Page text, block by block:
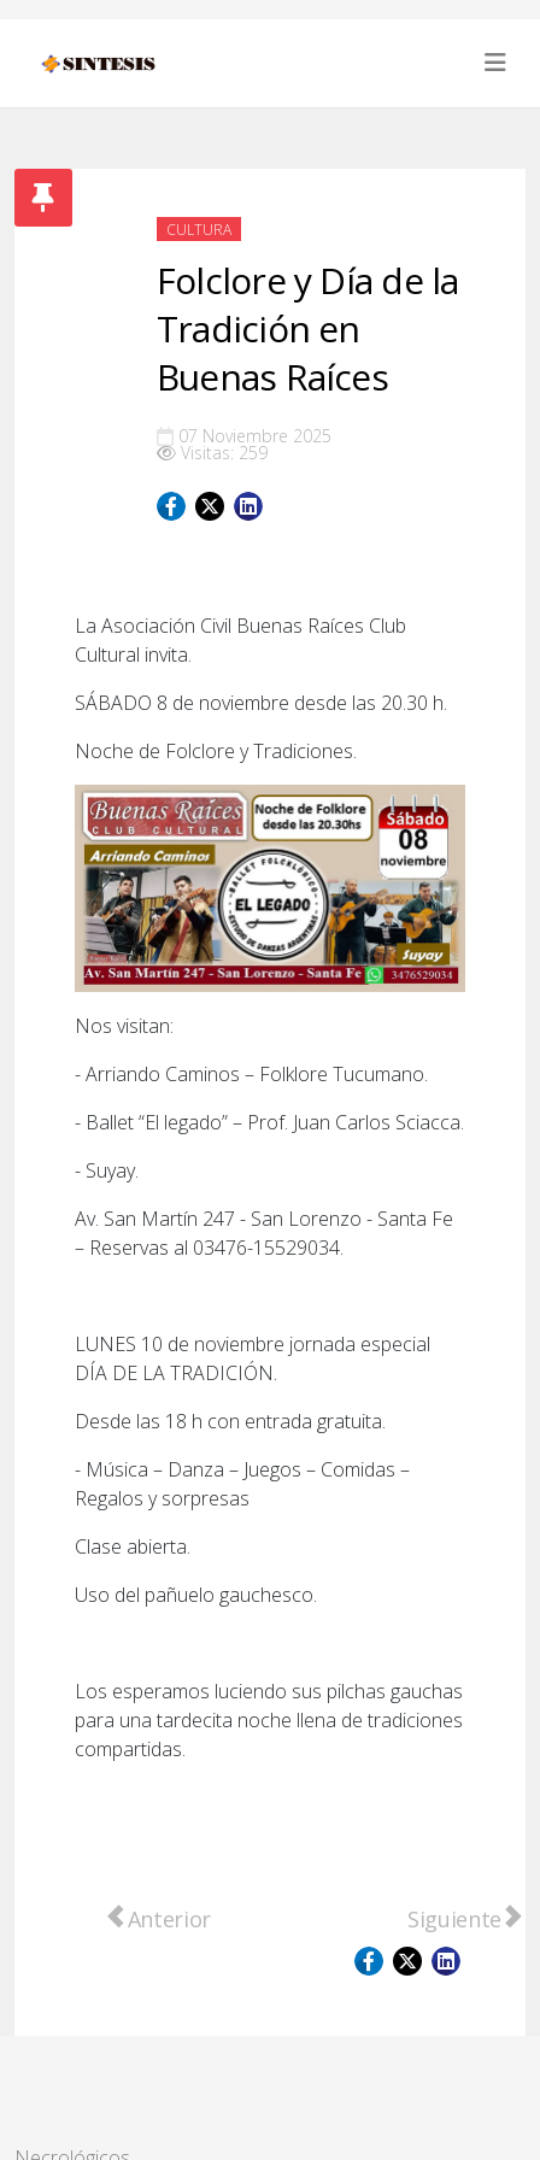
CULTURA
Folclore y Día de la
Tradición en
Buenas Raíces
07 Noviembre 2025
Visitas: 259
La Asociación Civil Buenas Raíces Club
Cultural invita.
SÁBADO 8 de noviembre desde las 20.30 h.
Noche de Folclore y Tradiciones.
Nos visitan:
- Arriando Caminos – Folklore Tucumano.
- Ballet “El legado” – Prof. Juan Carlos Sciacca.
- Suyay.
Av. San Martín 247 - San Lorenzo - Santa Fe
– Reservas al 03476-15529034.
LUNES 10 de noviembre jornada especial
DÍA DE LA TRADICIÓN.
Desde las 18 h con entrada gratuita.
- Música – Danza – Juegos – Comidas –
Regalos y sorpresas
Clase abierta.
Uso del pañuelo gauchesco.
Los esperamos luciendo sus pilchas gauchas
para una tardecita noche llena de tradiciones
compartidas.
Artículo anterior: María Vilalta: “La Feria
Anterior Artículo
Siguiente